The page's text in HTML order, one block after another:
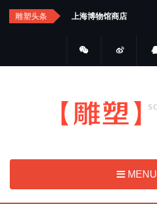
Skip
雕塑头条 上海博物馆商店
MENU